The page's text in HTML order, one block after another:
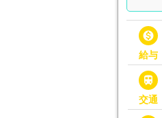

給与

交通